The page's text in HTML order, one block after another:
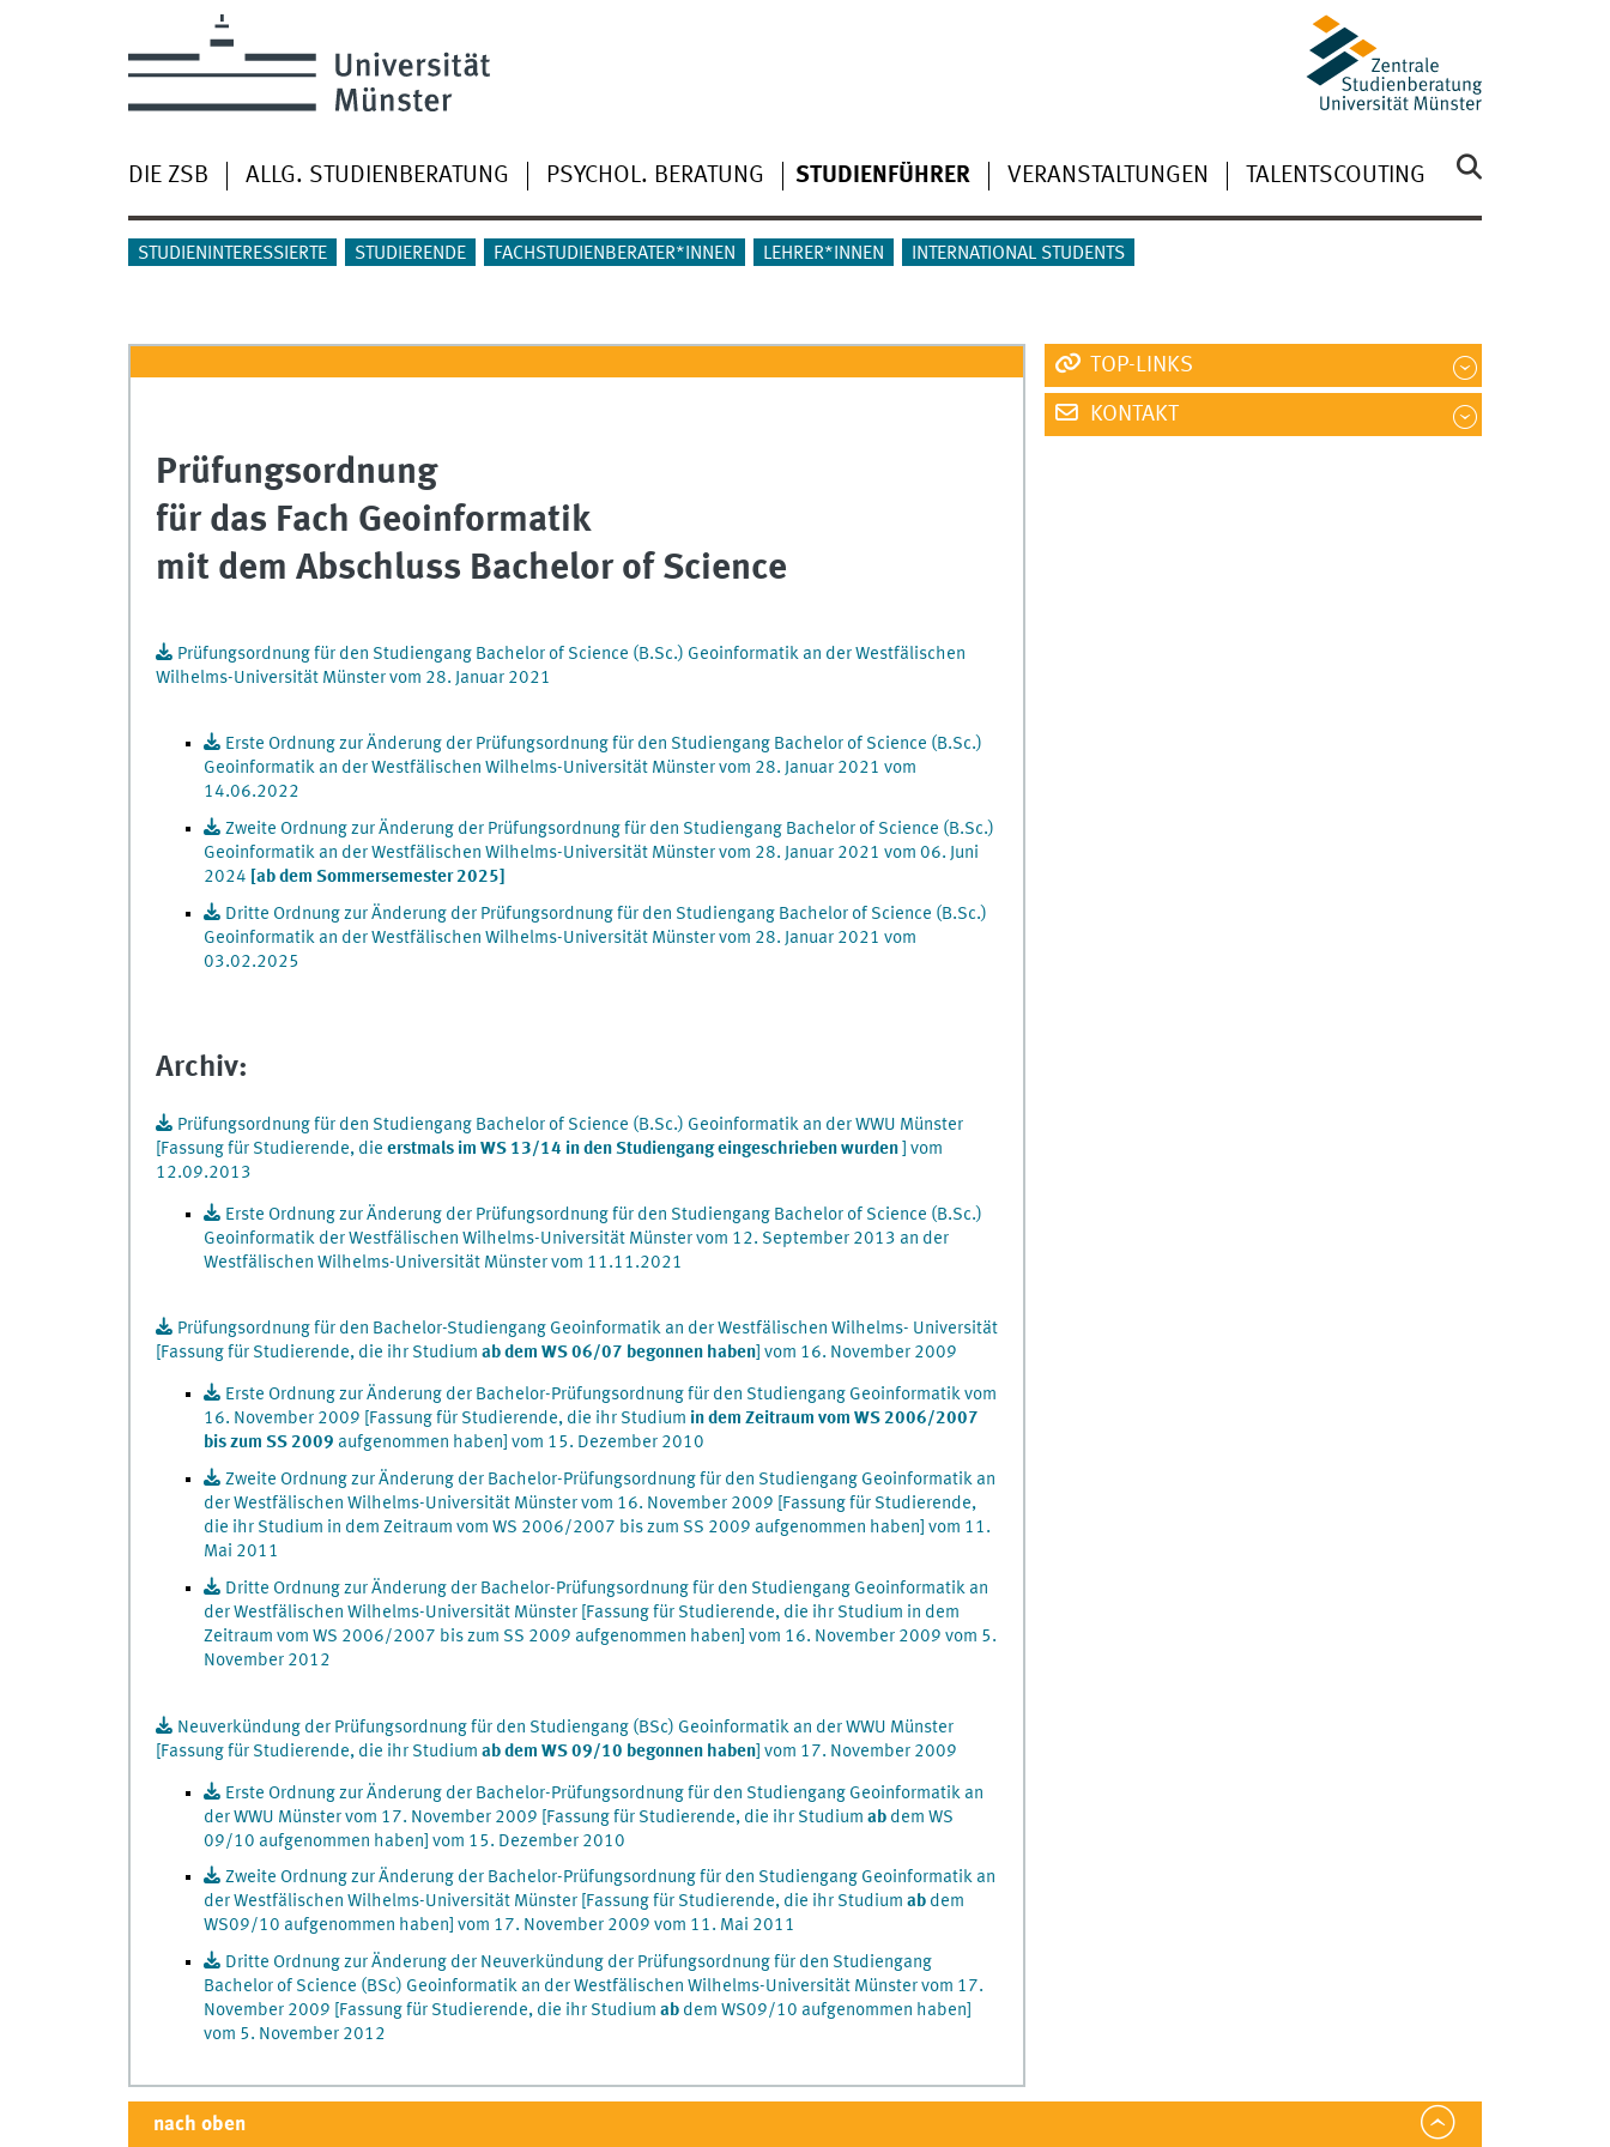
DIE ZSB ALLG. STUDIENBERATUNG PSYCHOL. BERATUNG STUDIENFÜHRER VERANSTALTUNGEN TALENTSCOUTING
STUDIENINTERESSIERTE STUDIERENDE FACHSTUDIENBERATER*INNEN LEHRER*INNEN INTERNATIONAL STUDENTS
Prüfungsordnung
für das Fach Geoinformatik
mit dem Abschluss Bachelor of Science
Prüfungsordnung für den Studiengang Bachelor of Science (B.Sc.) Geoinformatik an der Westfälischen
Wilhelms-Universität Münster vom 28. Januar 2021
Erste Ordnung zur Änderung der Prüfungsordnung für den Studiengang Bachelor of Science (B.Sc.)
Geoinformatik an der Westfälischen Wilhelms-Universität Münster vom 28. Januar 2021 vom
14.06.2022
Zweite Ordnung zur Änderung der Prüfungsordnung für den Studiengang Bachelor of Science (B.Sc.)
Geoinformatik an der Westfälischen Wilhelms-Universität Münster vom 28. Januar 2021 vom 06. Juni
2024 [ab dem Sommersemester 2025]
Dritte Ordnung zur Änderung der Prüfungsordnung für den Studiengang Bachelor of Science (B.Sc.)
Geoinformatik an der Westfälischen Wilhelms-Universität Münster vom 28. Januar 2021 vom
03.02.2025
Archiv:
Prüfungsordnung für den Studiengang Bachelor of Science (B.Sc.) Geoinformatik an der WWU Münster
[Fassung für Studierende, die erstmals im WS 13/14 in den Studiengang eingeschrieben wurden
] vom
12.09.2013
Erste Ordnung zur Änderung der Prüfungsordnung für den Studiengang Bachelor of Science (B.Sc.)
Geoinformatik der Westfälischen Wilhelms-Universität Münster vom 12. September 2013 an der
Westfälischen Wilhelms-Universität Münster vom 11.11.2021
Prüfungsordnung für den Bachelor-Studiengang Geoinformatik an der Westfälischen Wilhelms- Universität
[Fassung für Studierende, die ihr Studium ab dem WS 06/07 begonnen haben] vom 16. November 2009
Erste Ordnung zur Änderung der Bachelor-Prüfungsordnung für den Studiengang Geoinformatik vom
16. November 2009 [Fassung für Studierende, die ihr Studium in dem Zeitraum vom WS 2006/2007
bis zum SS 2009 aufgenommen haben] vom 15. Dezember 2010
Zweite Ordnung zur Änderung der Bachelor-Prüfungsordnung für den Studiengang Geoinformatik an
der Westfälischen Wilhelms-Universität Münster vom 16. November 2009 [Fassung für Studierende,
die ihr Studium in dem Zeitraum vom WS 2006/2007 bis zum SS 2009 aufgenommen haben] vom 11.
Mai 2011
Dritte Ordnung zur Änderung der Bachelor-Prüfungsordnung für den Studiengang Geoinformatik an
der Westfälischen Wilhelms-Universität Münster [Fassung für Studierende, die ihr Studium in dem
Zeitraum vom WS 2006/2007 bis zum SS 2009 aufgenommen haben] vom 16. November 2009 vom 5.
November 2012
Neuverkündung der Prüfungsordnung für den Studiengang (BSc) Geoinformatik an der WWU Münster
[Fassung für Studierende, die ihr Studium ab dem WS 09/10 begonnen haben] vom 17. November 2009
Erste Ordnung zur Änderung der Bachelor-Prüfungsordnung für den Studiengang Geoinformatik an
der WWU Münster vom 17. November 2009 [Fassung für Studierende, die ihr Studium abdem WS
09/10 aufgenommen haben] vom 15. Dezember 2010
Zweite Ordnung zur Änderung der Bachelor-Prüfungsordnung für den Studiengang Geoinformatik an
der Westfälischen Wilhelms-Universität Münster [Fassung für Studierende, die ihr Studium abdem
WS09/10 aufgenommen haben] vom 17. November 2009 vom 11. Mai 2011
Dritte Ordnung zur Änderung der Neuverkündung der Prüfungsordnung für den Studiengang
Bachelor of Science (BSc) Geoinformatik an der Westfälischen Wilhelms-Universität Münster vom 17.
November 2009 [Fassung für Studierende, die ihr Studium abdem WS09/10 aufgenommen haben]
vom 5. November 2012
TOP-LINKS
KONTAKT
nach oben